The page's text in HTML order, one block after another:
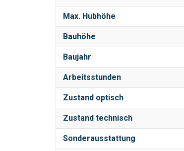
Max. Hubhöhe
Bauhöhe
Baujahr
Arbeitsstunden
Zustand optisch
Zustand technisch
Sonderausstattung